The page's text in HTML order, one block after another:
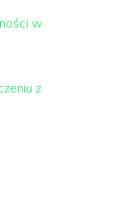
w
z